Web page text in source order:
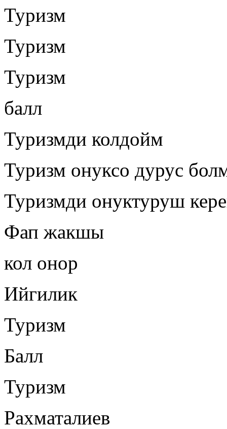
Туризм
Туризм
Туризм
балл
Туризмди колдойм
Туризм онуксо дурус
Туризмди онуктуруш
Фап жакшы
кол онор
Ийгилик
Туризм
Балл
Туризм
Рахматалиев